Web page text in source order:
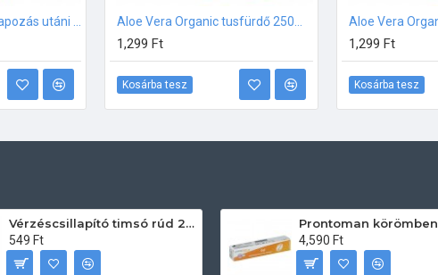
1,299 Ft
Kosárba tesz
1,299 Ft
Kosárba tesz
Vérzéscsillapító timsó rúd 20db
549 Ft
4,590 Ft